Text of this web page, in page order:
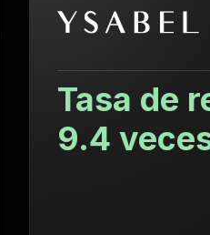
recompra
mayor